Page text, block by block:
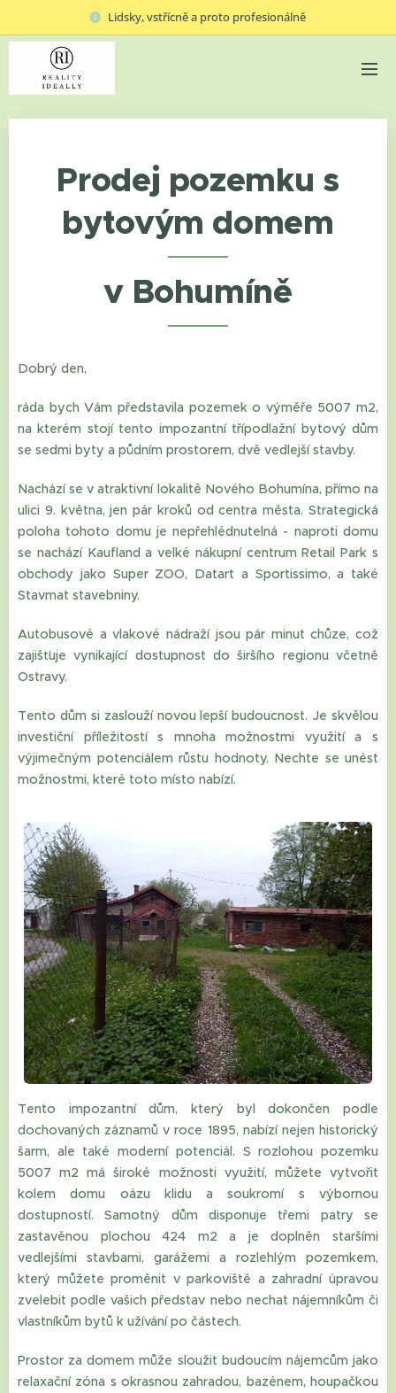
Lidsky, vstřícně a proto profesionálně
Prodej pozemku s
bytovým domem
v Bohumíně
Dobrý den,
ráda bych Vám představila pozemek o výměře 5007 m2,
na kterém stojí tento impozantní třípodlažní bytový dům
se sedmi byty a půdním prostorem, dvě vedlejší stavby.
Nachází se v atraktivní lokalitě Nového Bohumína, přímo na
ulici 9. května, jen pár kroků od centra města. Strategická
poloha tohoto domu je nepřehlédnutelná - naproti domu
se nachází Kaufland a velké nákupní centrum Retail Park s
obchody jako Super ZOO, Datart a Sportissimo, a také
Stavmat stavebniny.
Autobusové a vlakové nádraží jsou pár minut chůze, což
zajišťuje vynikající dostupnost do širšího regionu včetně
Ostravy.
Tento dům si zaslouží novou lepší budoucnost. Je skvělou
investiční příležitostí s mnoha možnostmi využití a s
výjimečným potenciálem růstu hodnoty. Nechte se unést
možnostmi, které toto místo nabízí.
Tento impozantní dům, který byl dokončen podle
dochovaných záznamů v roce 1895, nabízí nejen historický
šarm, ale také moderní potenciál. S rozlohou pozemku
5007 m2 má široké možnosti využití, můžete vytvořit
kolem domu oázu klidu a soukromí s výbornou
dostupností. Samotný dům disponuje třemi patry se
zastavěnou plochou 424 m2 a je doplněn staršími
vedlejšími stavbami, garážemi a rozlehlým pozemkem,
který můžete proměnit v parkoviště a zahradní úpravou
zvelebit podle vašich představ nebo nechat nájemníkům či
vlastníkům bytů k užívání po částech.
Prostor za domem může sloužit budoucím nájemcům jako
relaxační zóna s okrasnou zahradou, bazénem, houpačkou